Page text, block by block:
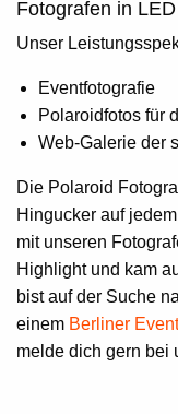
Fotografen in
Unser
Eventfotografie
Polaroidfotos für
Web-Galerie der
Die Polaroid
Hingucker auf
mit unseren
Highlight und kam
bist auf der Suche
einem Berliner
melde dich gern bei